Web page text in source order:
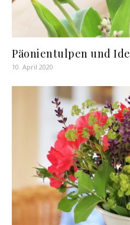
Päonientulpen und
10. April 2020